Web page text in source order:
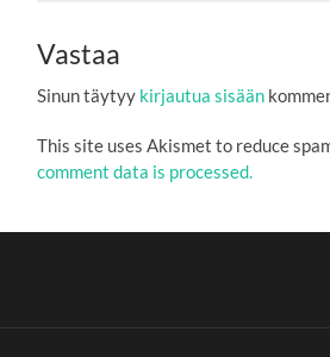
Vastaa
Sinun täytyy kirjautua sisään
This site uses Akismet to reduce
comment data is processed.